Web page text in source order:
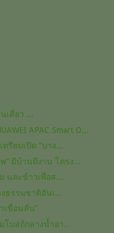
เดี่ยว ...
APAC Smart O...
รียมเปิด “บาง...
” มีบ้านมีงาน โครง...
และข้าวเพื่อส...
ธรรมชาติอันเ...
เขื่อนลั่น”
โบสถ์กลางน้ำอา...